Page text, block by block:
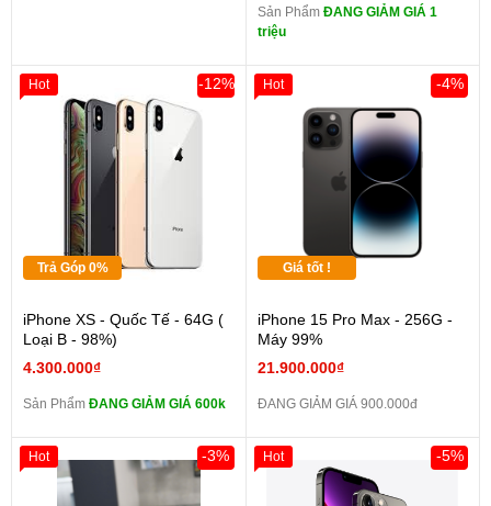
Sản Phẩm ĐANG GIẢM GIÁ 1
triệu
Trả Góp 0%
iPhone XS - Quốc Tế - 64G (
Loại B - 98%)
4.300.000₫
-12%
Sản Phẩm ĐANG GIẢM GIÁ 600k
Hot
Giá tốt !
iPhone 15 Pro Max - 256G -
Máy 99%
21.900.000₫
-4%
ĐANG GIẢM GIÁ 900.000đ
Hot
-3%
Hot -5%
Hot